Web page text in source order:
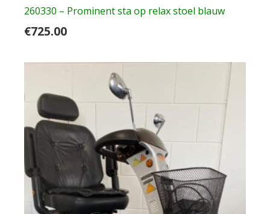
260330 – Prominent sta op relax stoel blauw
€725.00